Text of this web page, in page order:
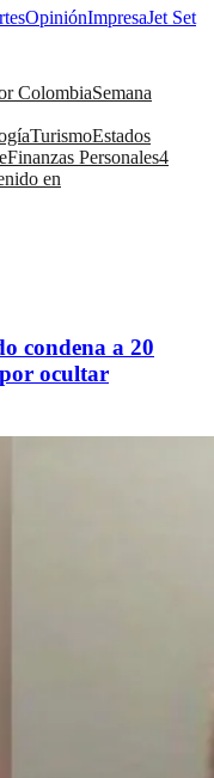
OpiniónImpresaJet Set
ColombiaSemana
TurismoEstados
Finanzas Personales4
en
condena a 20
ocultar